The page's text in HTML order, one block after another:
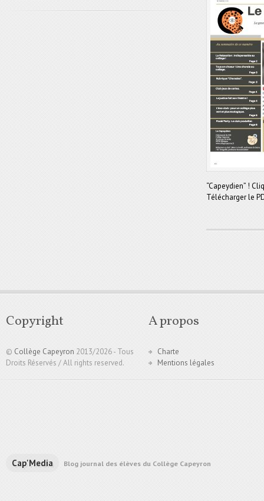
“Capeydien” !
Télécharger le
Copyright
© Collège Capeyron 2013/2026 - Tous
Droits Réservés / All rights reserved.
A propos
Charte
Mentions légales
Cap'Media Blog journal des élèves du Collège Capeyron